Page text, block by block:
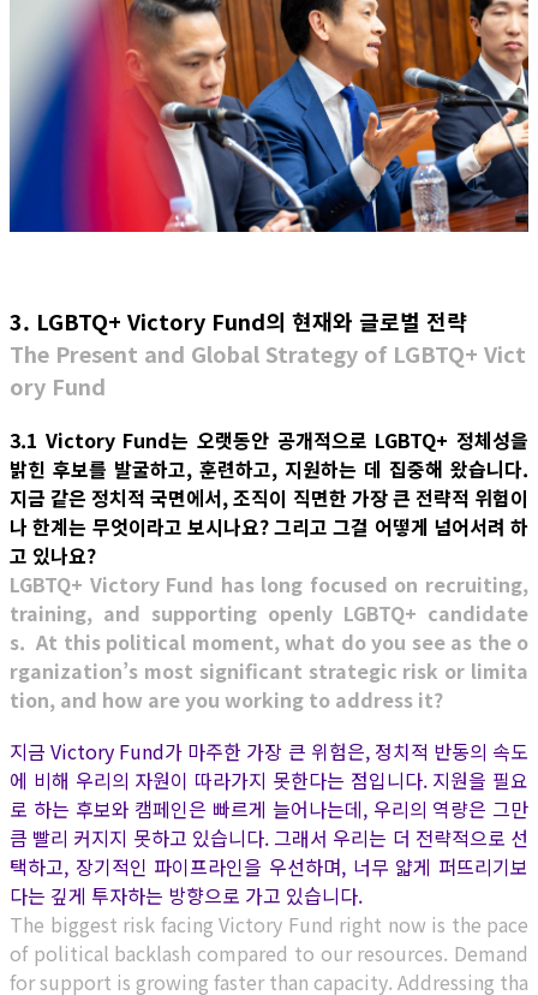
3. LGBTQ+ Victory Fund의 현재와 글로벌 전략
The Present and Global Strategy of LGBTQ+ Vict
ory Fund
3.1 Victory Fund는 오랫동안 공개적으로 LGBTQ+ 정체성을
밝힌 후보를 발굴하고, 훈련하고, 지원하는 데 집중해 왔습니다.
지금 같은 정치적 국면에서, 조직이 직면한 가장 큰 전략적 위험이
나 한계는 무엇이라고 보시나요? 그리고 그걸 어떻게 넘어서려 하
고 있나요?
LGBTQ+ Victory Fund has long focused on recruiting,
training, and supporting openly LGBTQ+ candidate
s. At this political moment, what do you see as the o
rganization’s most significant strategic risk or limita
tion, and how are you working to address it?
지금 Victory Fund가 마주한 가장 큰 위험은, 정치적 반동의 속도
에 비해 우리의 자원이 따라가지 못한다는 점입니다. 지원을 필요
로 하는 후보와 캠페인은 빠르게 늘어나는데, 우리의 역량은 그만
큼 빨리 커지지 못하고 있습니다. 그래서 우리는 더 전략적으로 선
택하고, 장기적인 파이프라인을 우선하며, 너무 얇게 퍼뜨리기보
다는 깊게 투자하는 방향으로 가고 있습니다.
The biggest risk facing Victory Fund right now is the pace
of political backlash compared to our resources. Demand
for support is growing faster than capacity. Addressing tha